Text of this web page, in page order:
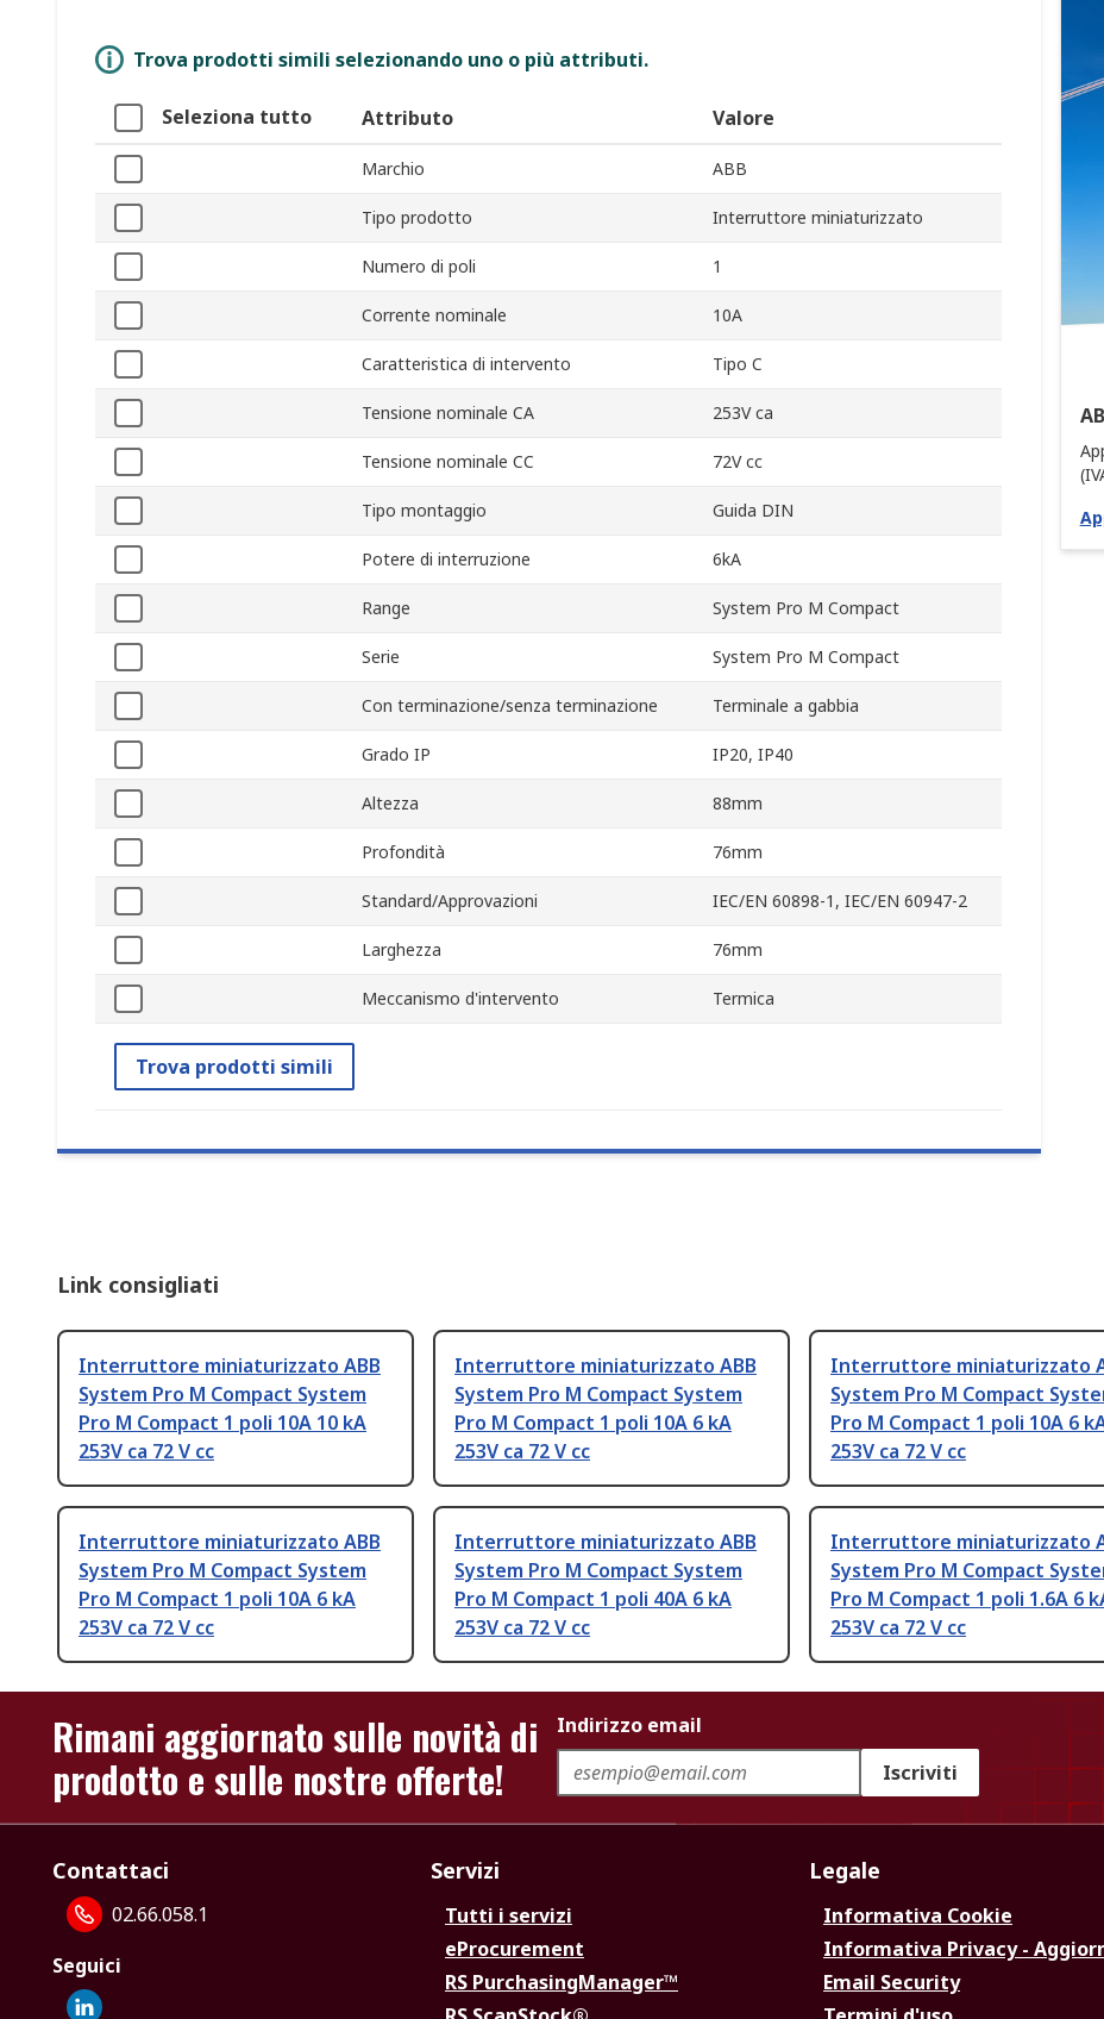
Trova prodotti simili selezionando uno o più attributi.
Seleziona tutto Attributo Valore
Marchio ABB
Tipo prodotto Interruttore miniaturizzato
Numero di poli 1
Corrente nominale 10A
Caratteristica di intervento Tipo C
Tensione nominale CA 253V ca
Tensione nominale CC 72V cc
Tipo montaggio Guida DIN
Potere di interruzione 6kA
Range System Pro M Compact
Serie System Pro M Compact
Con terminazione/senza terminazione Terminale a gabbia
Grado IP IP20, IP40
Altezza 88mm
Profondità 76mm
Standard/Approvazioni IEC/EN 60898-1, IEC/EN 60947-2
Larghezza 76mm
Meccanismo d'intervento Termica
Trova prodotti simili
Link consigliati
Interruttore miniaturizzato ABB
System Pro M Compact System
Pro M Compact 1 poli 10A 10 kA
253V ca 72 V cc
Interruttore miniaturizzato ABB
System Pro M Compact System
Pro M Compact 1 poli 10A 6 kA
253V ca 72 V cc
Interruttore miniaturizzato
System Pro M Compact
Pro M Compact 1 poli 10A 6
253V ca 72 V cc
Interruttore miniaturizzato ABB
System Pro M Compact System
Pro M Compact 1 poli 10A 6 kA
253V ca 72 V cc
Interruttore miniaturizzato ABB
System Pro M Compact System
Pro M Compact 1 poli 40A 6 kA
253V ca 72 V cc
Interruttore miniaturizzato
System Pro M Compact
Pro M Compact 1 poli 1.6A 6
253V ca 72 V cc
Rimani aggiornato sulle novità di
prodotto e sulle nostre offerte!
Indirizzo email
Iscriviti
Contattaci
02.66.058.1
Seguici
Servizi
Tutti i servizi
eProcurement
RS PurchasingManager™
Legale
Informativa Cookie
Informativa Privacy -
Email Security